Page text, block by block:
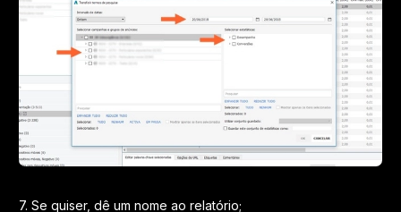
7. Se quiser, dê um nome ao relatório;